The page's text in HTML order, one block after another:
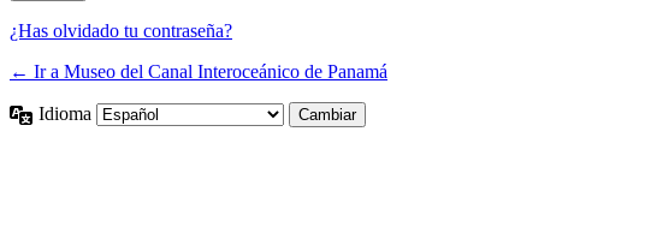
¿Has olvidado tu contraseña?
← Ir a Museo del Canal Interoceánico de Panamá
Idioma